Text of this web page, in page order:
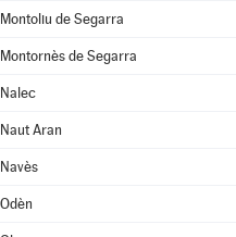
Montoliu de Segarra
Montornès de Segarra
Nalec
Naut Aran
Navès
Odèn